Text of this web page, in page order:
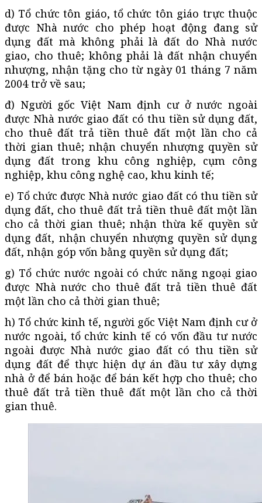
d) Tổ chức tôn giáo, tổ chức tôn giáo trực thuộc
được Nhà nước cho phép hoạt động đang sử
dụng đất mà không phải là đất do Nhà nước
giao, cho thuê; không phải là đất nhận chuyển
nhượng, nhận tặng cho từ ngày 01 tháng 7 năm
2004 trở về sau;
đ) Người gốc Việt Nam định cư ở nước ngoài
được Nhà nước giao đất có thu tiền sử dụng đất,
cho thuê đất trả tiền thuê đất một lần cho cả
thời gian thuê; nhận chuyển nhượng quyền sử
dụng đất trong khu công nghiệp, cụm công
nghiệp, khu công nghệ cao, khu kinh tế;
e) Tổ chức được Nhà nước giao đất có thu tiền sử
dụng đất, cho thuê đất trả tiền thuê đất một lần
cho cả thời gian thuê; nhận thừa kế quyền sử
dụng đất, nhận chuyển nhượng quyền sử dụng
đất, nhận góp vốn bằng quyền sử dụng đất;
g) Tổ chức nước ngoài có chức năng ngoại giao
được Nhà nước cho thuê đất trả tiền thuê đất
một lần cho cả thời gian thuê;
h) Tổ chức kinh tế, người gốc Việt Nam định cư ở
nước ngoài, tổ chức kinh tế có vốn đầu tư nước
ngoài được Nhà nước giao đất có thu tiền sử
dụng đất để thực hiện dự án đầu tư xây dựng
nhà ở để bán hoặc để bán kết hợp cho thuê; cho
thuê đất trả tiền thuê đất một lần cho cả thời
gian thuê.